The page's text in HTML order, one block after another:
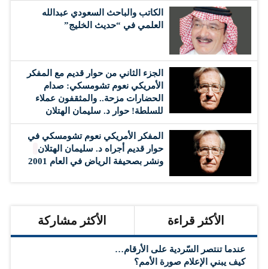
الكاتب والباحث السعودي عبدالله
العلمي في “حديث الخليج”
الجزء الثاني من حوار قديم مع المفكر
الأمريكي نعوم تشومسكي: صدام
الحضارات مزحة.. والمثقفون عملاء
للسلطة! حوار د. سليمان الهتلان
المفكر الأمريكي نعوم تشومسكي في
حوار قديم أجراه د. سليمان الهتلان
ونشر بصحيفة الرياض في العام 2001
الأكثر قراءة الأكثر مشاركة
عندما تنتصر السّردية على الأرقام…
كيف يبني الإعلام صورة الأمم؟